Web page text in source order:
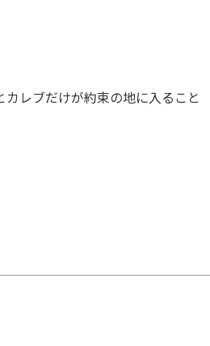
レブだけが約束の地に入ること